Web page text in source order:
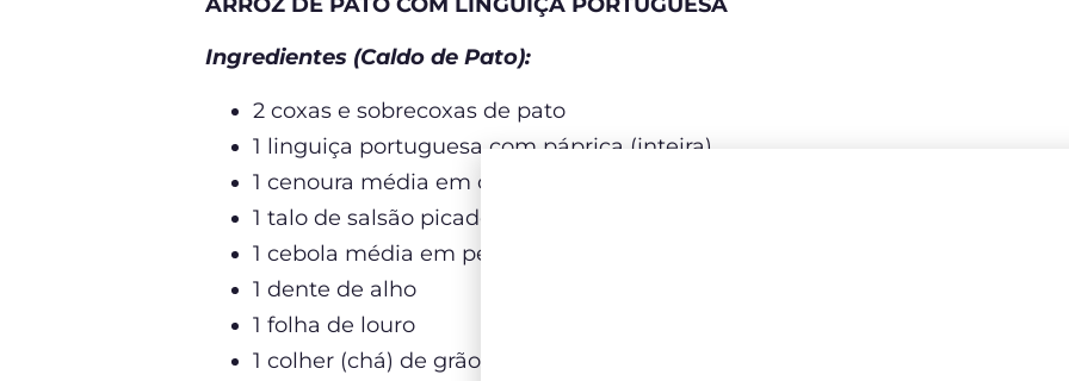
Ingredientes (Caldo de Pato):
2 coxas e sobrecoxas de pato
1 linguiça portuguesa com páprica (inteira)
1 cenoura média em cubos
1 talo de salsão picado
1 cebola média em pedaços
1 dente de alho
1 folha de louro
1 colher (chá) de grãos de pimenta-do-reino